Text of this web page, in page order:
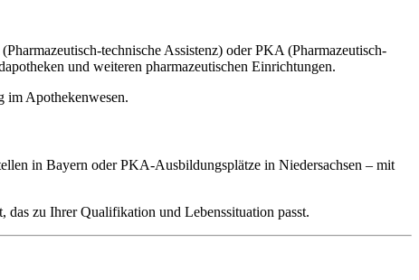
technische Assistenz) oder PKA (Pharmazeutisch-
und weiteren pharmazeutischen Einrichtungen.
im Apothekenwesen.
in Bayern oder PKA-Ausbildungsplätze in Niedersachsen – mit
zu Ihrer Qualifikation und Lebenssituation passt.